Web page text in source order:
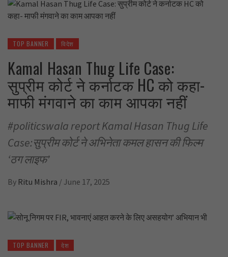
TOP BANNER विदेश
Kamal Hasan Thug Life Case:
सुप्रीम कोर्ट ने कर्नाटक HC को कहा-
माफी मंगवाने का काम आपका नहीं
#politicswala report Kamal Hasan Thug Life
Case:सुप्रीम कोर्ट ने अभिनेता कमल हासन की फिल्म
‘ठग लाइफ’
By Ritu Mishra / June 17, 2025
TOP BANNER देश